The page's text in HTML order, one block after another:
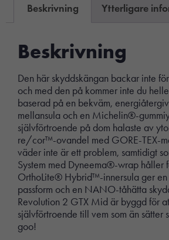
Beskrivning Ytterligare
Beskrivning
Den här skyddskängan backar inte
och med den på kommer inte du
baserad på en bekväm,
mellansula och en Michelin®-
självförtroende på dom halaste av
re/cor™-ovandel med GORE-TEX-
väder inte är ett problem, samtidigt
System med Dyneema®-wrap håller
OrthoLite® Hybrid™-innersula ger en
passform och en NANO-tåhätta
Revolution 2 GTX Mid är byggd för
självförtroende till vem som än sätter
goo!